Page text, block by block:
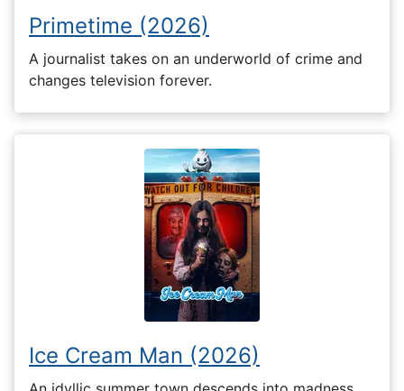
Primetime (2026)
A journalist takes on an underworld of crime and
changes television forever.
Ice Cream Man (2026)